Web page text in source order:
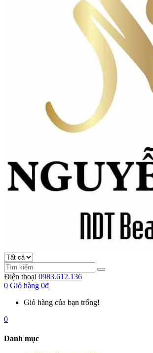
Điện thoại 0983.612.136
0 Giỏ hàng 0đ
Giỏ hàng của bạn trống!
0
Danh mục